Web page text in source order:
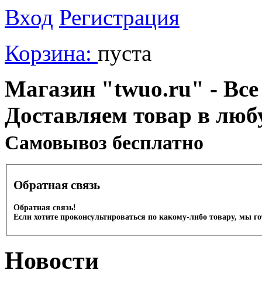
Вход Регистрация
Корзина: пуста
Магазин "twuo.ru" - Все
Доставляем товар в
Cамовывоз бесплатно
Обратная связь
Обратная связь!
Если хотите проконсультироваться по какому-либо товару, мы
Новости